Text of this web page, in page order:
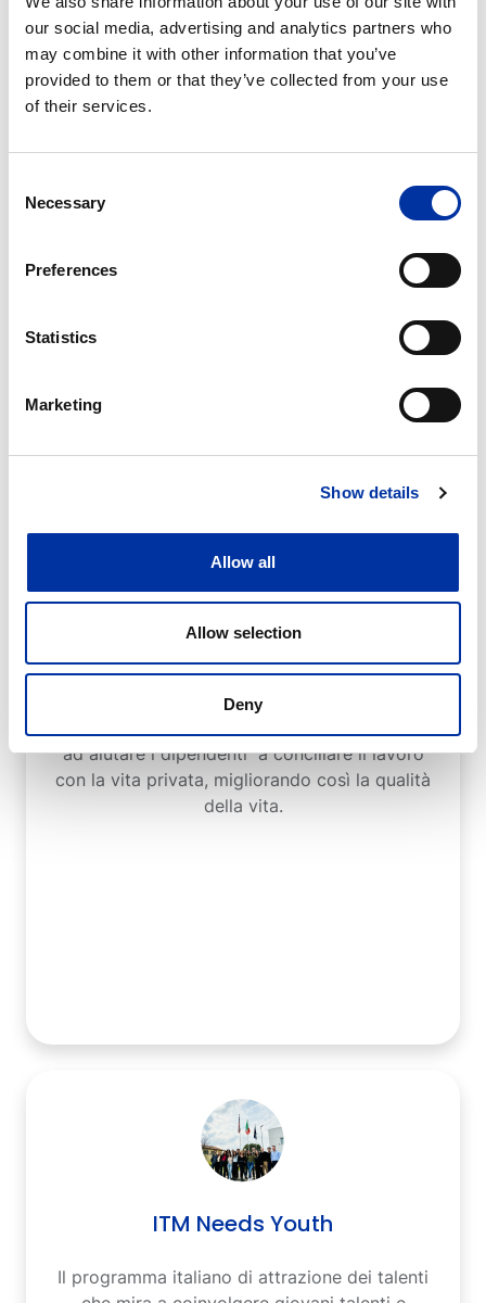
our social media, advertising and analytics partners who
may combine it with other information that you’ve
provided to them or that they’ve collected from your use
of their services.
Selection
Necessary
Preferences
Statistics
Marketing
Show details
Allow all
Allow selection
Deny
>30.000
Iniziative
Equilibrio tra lavoro e vita privata
ad aiutare i dipendenti a conciliare il lavoro
con la vita privata, migliorando così la qualità
della vita.
ITM Needs Youth
Il programma italiano di attrazione dei talenti